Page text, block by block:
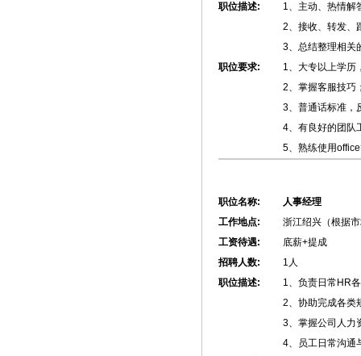
职位描述:
1、主动、热情解
2、接收、转发、
3、总结整理相关
职位要求:
1、大专以上学历
2、掌握客服技巧
3、普通话标准，
4、有良好的团队
5、熟练使用
职位名称:
人事经理
工作地点:
浙江绍兴（根据
工资待遇:
底薪+提成
招聘人数:
1人
职位描述:
1、负责日常HR
2、协助完成各类
3、掌握公司人力
4、员工日常沟通